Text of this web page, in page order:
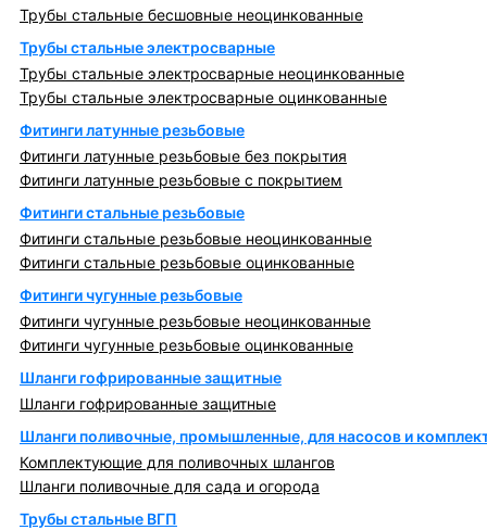
Трубы стальные бесшовные неоцинкованные
Трубы стальные электросварные
Трубы стальные электросварные неоцинкованные
Трубы стальные электросварные оцинкованные
Фитинги латунные резьбовые
Фитинги латунные резьбовые без покрытия
Фитинги латунные резьбовые с покрытием
Фитинги стальные резьбовые
Фитинги стальные резьбовые неоцинкованные
Фитинги стальные резьбовые оцинкованные
Фитинги чугунные резьбовые
Фитинги чугунные резьбовые неоцинкованные
Фитинги чугунные резьбовые оцинкованные
Шланги гофрированные защитные
Шланги гофрированные защитные
Шланги поливочные, промышленные, для насосов и
Комплектующие для поливочных шлангов
Шланги поливочные для сада и огорода
Трубы стальные ВГП